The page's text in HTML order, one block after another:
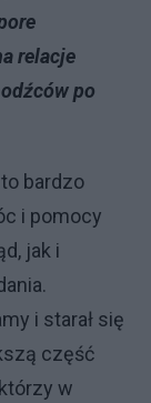
relacje
po
bardzo
i pomocy
jak i
i starał się
część
w